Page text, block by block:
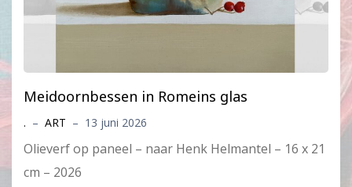
Meidoornbessen in Romeins glas
. – ART – 13 juni 2026
Olieverf op paneel – naar Henk Helmantel – 16 x 21
cm – 2026